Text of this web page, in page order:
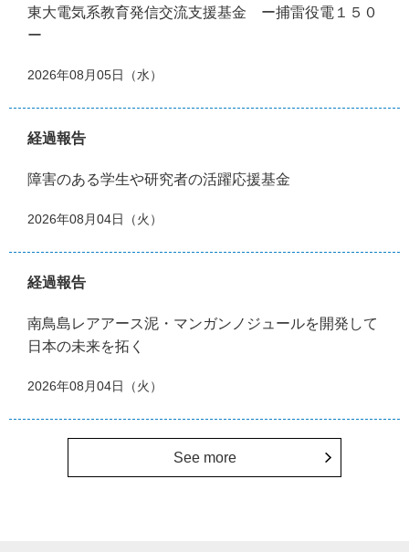
東大電気系教育発信交流支援基金 ー捕雷役電１５０
ー
2026年08月05日（水）
経過報告
障害のある学生や研究者の活躍応援基金
2026年08月04日（火）
経過報告
南鳥島レアアース泥・マンガンノジュールを開発して
日本の未来を拓く
2026年08月04日（火）
See more